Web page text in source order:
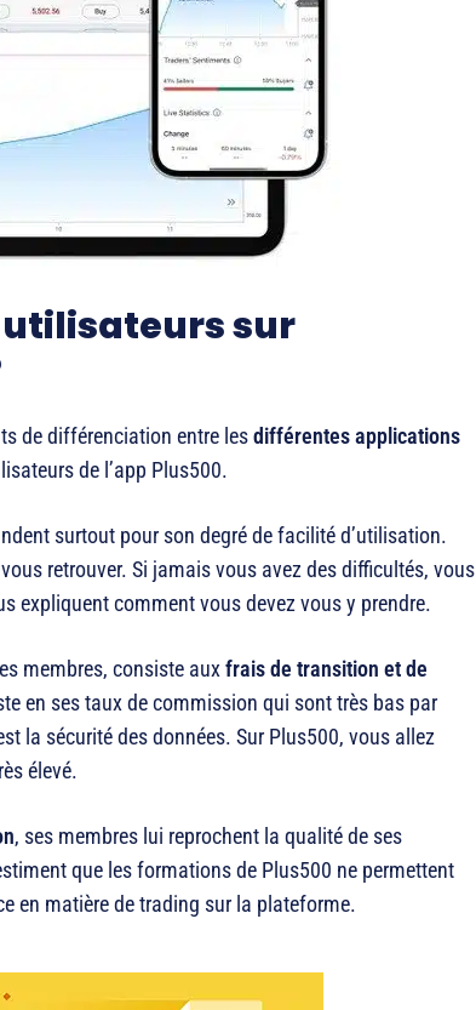
utilisateurs sur
de différenciation entre lesdifférentes applications
de l’app Plus500.
surtout pour son degré de facilité d’utilisation.
retrouver. Si jamais vous avez des difficultés, vous
expliquent comment vous devez vous y prendre.
membres, consiste auxfrais de transition et de
en ses taux de commission qui sont très bas par
la sécurité des données. Sur Plus500, vous allez
élevé.
, ses membres lui reprochent la qualité de ses
que les formations de Plus500 ne permettent
en matière de trading sur la plateforme.